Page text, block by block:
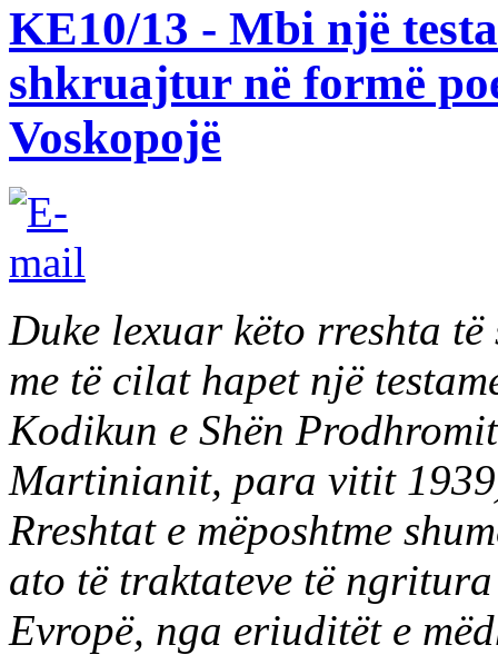
KE10/13 - Mbi një
shkruajtur në formë
Voskopojë
Duke lexuar këto rreshta
me të cilat hapet një
Kodikun e Shën
Martinianit, para vitit
Rreshtat e mëposhtme
ato të traktateve të
Evropë, nga eriuditët e